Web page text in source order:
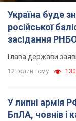
Україна буде
російської
засідання
Глава держави
12 годин тому
У липні армія
БпЛА, човнів і